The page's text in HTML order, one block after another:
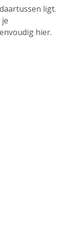
ligt.
hier.